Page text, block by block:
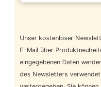
Unser kostenloser
E-Mail über
eingegebenen Daten
des Newsletters